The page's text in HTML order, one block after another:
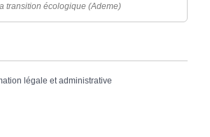
transition écologique (Ademe)
légale et administrative